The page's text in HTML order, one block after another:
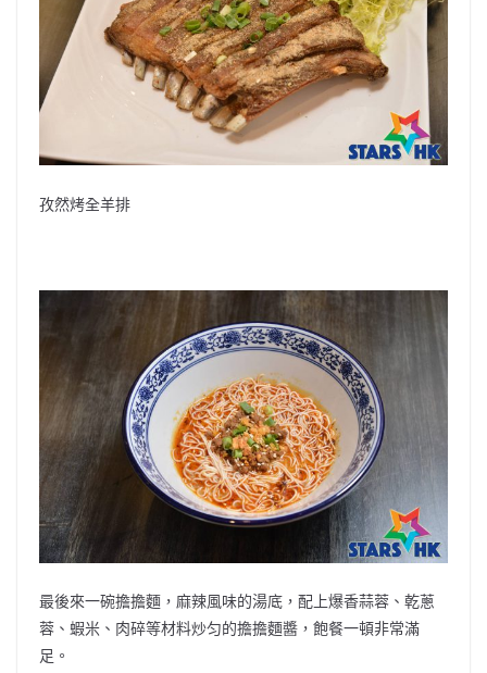
孜然烤全羊排
最後來一碗擔擔麵，麻辣風味的湯底，配上爆香蒜蓉、乾蔥
蓉、蝦米、肉碎等材料炒匀的擔擔麵醬，飽餐一頓非常滿
足。